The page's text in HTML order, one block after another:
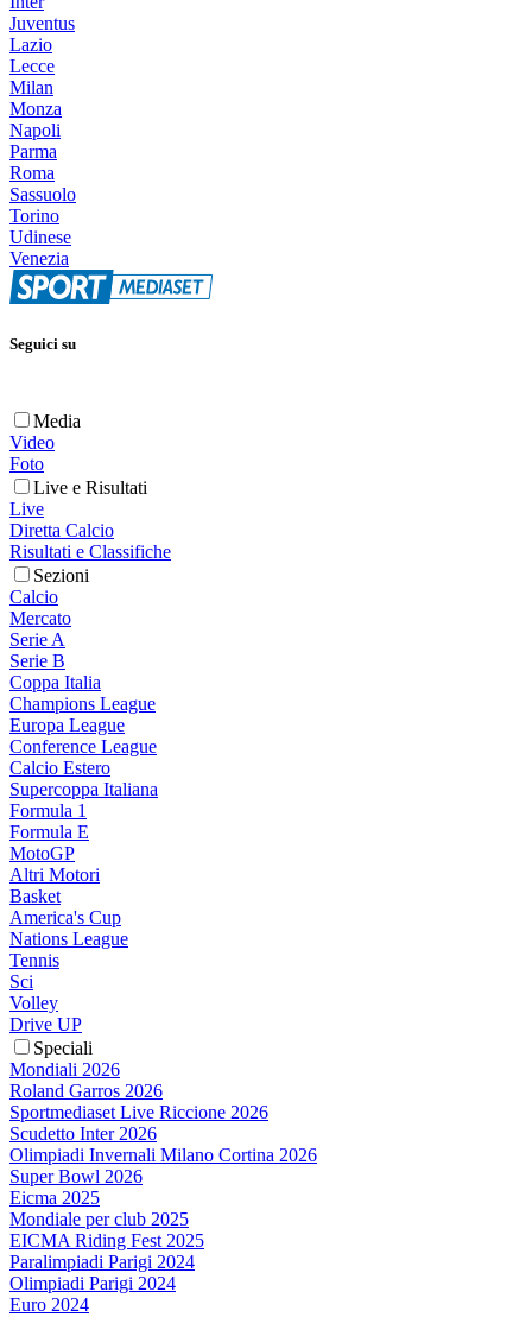
Juventus
Lazio
Lecce
Milan
Monza
Napoli
Parma
Roma
Sassuolo
Torino
Udinese
Venezia
Seguici su
Media
Video
Foto
Live e Risultati
Live
Diretta Calcio
Risultati e Classifiche
Sezioni
Calcio
Mercato
Serie A
Serie B
Coppa Italia
Champions League
Europa League
Conference League
Calcio Estero
Supercoppa Italiana
Formula 1
Formula E
MotoGP
Altri Motori
Basket
America's Cup
Nations League
Tennis
Sci
Volley
Drive UP
Speciali
Mondiali 2026
Roland Garros 2026
Sportmediaset Live Riccione 2026
Scudetto Inter 2026
Olimpiadi Invernali Milano Cortina 2026
Super Bowl 2026
Eicma 2025
Mondiale per club 2025
EICMA Riding Fest 2025
Paralimpiadi Parigi 2024
Olimpiadi Parigi 2024
Euro 2024